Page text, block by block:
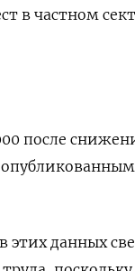
в частном
после
этих данных